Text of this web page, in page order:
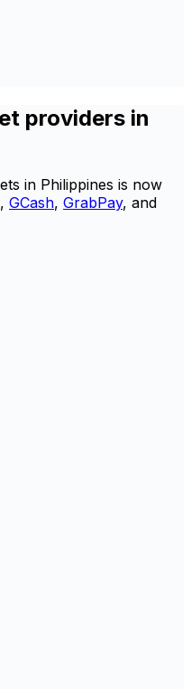
providers in
in Philippines is now
, GCash, GrabPay, and